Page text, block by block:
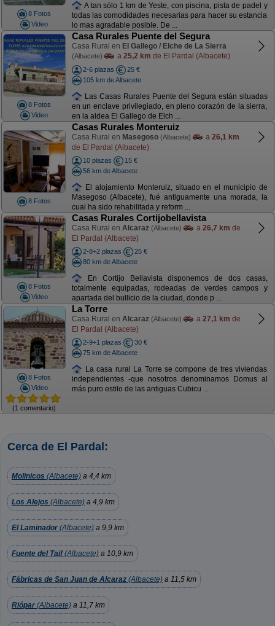
8 Fotos
Video
A tan sólo 1 km de Yeste, con piscina, pista de padel y
todas las comodidades necesarias para hacer su estancia
lo mas agradable posible. De ...
8 Fotos
Video
Casa Rurales Puente del Segura
Casa Rural en El Gallego / Elche de La Sierra
(Albacete) a 25,2 km de El Pardal (Albacete)
2-6 plazas
25 €
105 km de Albacete
Las Casas Rurales Puente del Segura están situadas
en un enclave privilegiado, en pleno corazón de la sierra,
en la aldea El Gallego de Elch ...
8 Fotos
Casas Rurales Monteruiz
Casa Rural en Masegoso (Albacete) a 26,1 km
de El Pardal (Albacete)
10 plazas
15 €
56 km de Albacete
El alojamiento Monteruiz, situado en el municipio de
Masegoso (Albacete), fué antiguamente una morada, la
cual ha sido rehabilitada y reform ...
8 Fotos
Video
Casas Rurales Cortijobellavista
Casa Rural en Alcaraz (Albacete) a 26,7 km de
El Pardal (Albacete)
2-8+2 plazas
25 €
80 km de Albacete
En Cortijo Bellavista disponemos de dos casas,
totalmente equipadas, rodeadas de verdes campos y
apartada del bullicio de la ciudad, donde p ...
8 Fotos
Video
(1 comentario)
La Torre
Casa Rural en Alcaraz (Albacete) a 27,1 km de
El Pardal (Albacete)
2-9+1 plazas
30 €
75 km de Albacete
La casa rural La Torre se compone de tres viviendas
independientes -que nosotros denominamos Domus al
más puro estilo de las antiguas Cubicu ...
Cerca de El Pardal:
Molinicos (Albacete) a 4,4 km
Los Alejos (Albacete) a 4,9 km
El Laminador (Albacete) a 9,9 km
Fuente del Taif(Albacete) a 10,9 km
Fábricas de San Juan de Alcaraz (Albacete) a 11,5 km
Riópar (Albacete) a 11,7 km